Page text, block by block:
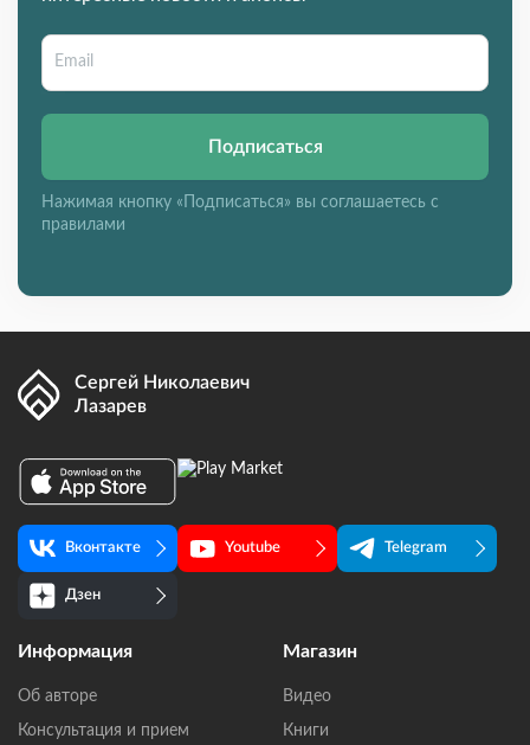
Подписаться
Нажимая кнопку «Подписаться» вы соглашаетесь с
правилами
Сергей Николаевич
Лазарев
Вконтакте Youtube Telegram
Дзен
Информация
Об авторе
Консультация и прием
Магазин
Видео
Книги